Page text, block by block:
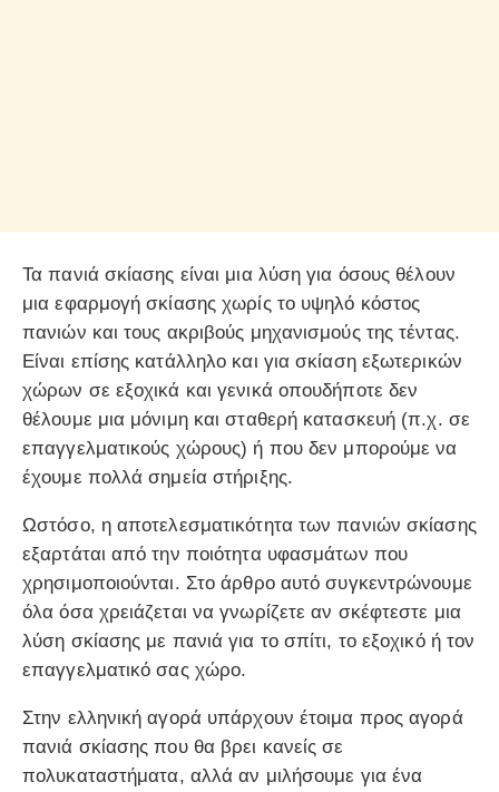
Τα πανιά σκίασης είναι μια λύση για όσους θέλουν
μια εφαρμογή σκίασης χωρίς το υψηλό κόστος
πανιών και τους ακριβούς μηχανισμούς της τέντας.
Είναι επίσης κατάλληλο και για σκίαση εξωτερικών
χώρων σε εξοχικά και γενικά οπουδήποτε δεν
θέλουμε μια μόνιμη και σταθερή κατασκευή (π.χ. σε
επαγγελματικούς χώρους) ή που δεν μπορούμε να
έχουμε πολλά σημεία στήριξης.
Ωστόσο, η αποτελεσματικότητα των πανιών σκίασης
εξαρτάται από την ποιότητα υφασμάτων που
χρησιμοποιούνται. Στο άρθρο αυτό συγκεντρώνουμε
όλα όσα χρειάζεται να γνωρίζετε αν σκέφτεστε μια
λύση σκίασης με πανιά για το σπίτι, το εξοχικό ή τον
επαγγελματικό σας χώρο.
Στην ελληνική αγορά υπάρχουν έτοιμα προς αγορά
πανιά σκίασης που θα βρει κανείς σε
πολυκαταστήματα, αλλά αν μιλήσουμε για ένα